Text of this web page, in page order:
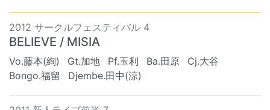
2012 サークルフェスティバル 4
BELIEVE / MISIA
Vo.藤本(絢) Gt.加地 Pf.玉利 Ba.田原
Cj.大谷
Bongo.福留
Djembe.田中(涼)